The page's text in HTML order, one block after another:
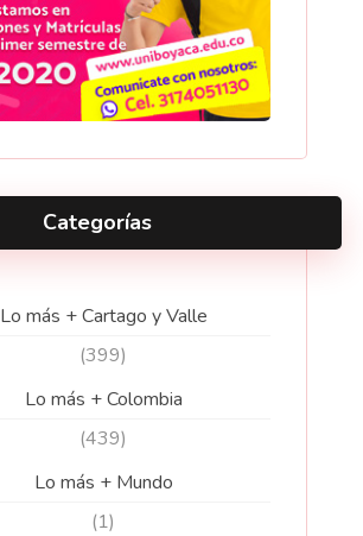
Categorías
Lo más + Cartago y Valle
(399)
Lo más + Colombia
(439)
Lo más + Mundo
(1)